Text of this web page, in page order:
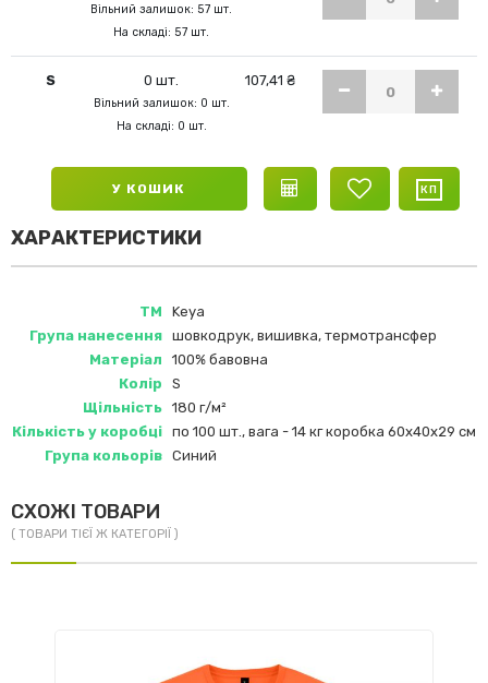
Вільний залишок: 57 шт.
На складі: 57 шт.
S 0 шт.
Вільний залишок: 0 шт.
На складі: 0 шт.
107,41 ₴
У КОШИК
ХАРАКТЕРИСТИКИ
ТМ
Keya
Група нанесення шовкодрук, вишивка, термотрансфер
Матеріал
100% бавовна
Колір
S
Щільність 180 г/м²
Кількість у коробці по 100 шт., вага - 14 кг коробка 60х40х29 см
Група кольорів Синий
СХОЖІ ТОВАРИ
( ТОВАРИ ТІЄЇ Ж КАТЕГОРІЇ )